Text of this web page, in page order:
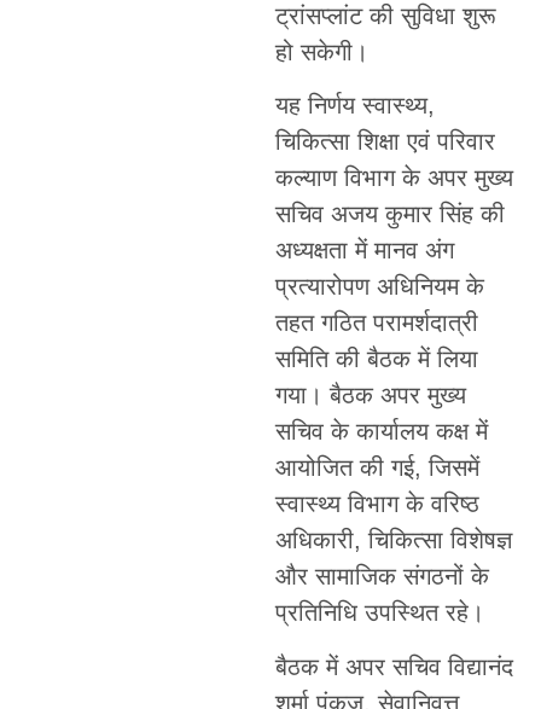
ट्रांसप्लांट की सुविधा शुरू
हो सकेगी।
यह निर्णय स्वास्थ्य,
चिकित्सा शिक्षा एवं परिवार
कल्याण विभाग के अपर मुख्य
सचिव अजय कुमार सिंह की
अध्यक्षता में मानव अंग
प्रत्यारोपण अधिनियम के
तहत गठित परामर्शदात्री
समिति की बैठक में लिया
गया। बैठक अपर मुख्य
सचिव के कार्यालय कक्ष में
आयोजित की गई, जिसमें
स्वास्थ्य विभाग के वरिष्ठ
अधिकारी, चिकित्सा विशेषज्ञ
और सामाजिक संगठनों के
प्रतिनिधि उपस्थित रहे।
बैठक में अपर सचिव विद्यानंद
शर्मा पंकज, सेवानिवृत्त